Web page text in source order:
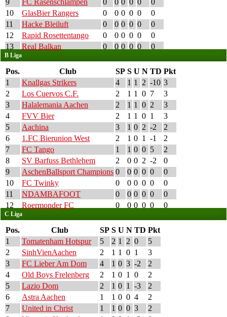
9
FC Rasenschlampen 0 0 0 0 0
0
10
GlasBier Rangers 0 0 0 0 0
0
11
Hacke Bleiluft 0 0 0 0 0
0
12
Rapid Rosettentango 0 0 0 0 0
0
13
Real Balkan 0 0 0 0 0 0
B Liga
Pos. Club SP S U N TD Pkt
1
Knallgas Strikers 4 1 1 2 -10 3
2
Los Cuervos C.F. 2 1 1 0 7
3
3
Halalemania Aachen 2 1 1 0 2
3
4
FVV Bier 2 1 1 0 1
3
5
Aachina 3 1 0 2 -2
2
6
1.FC Bierunion West 2 1 0 1 -1
2
7
FC Tango 1 1 0 0 5
2
8
SV Barfuss Bethlehem 2 0 0 2 -2
0
9
AschenBallsport Champions 0 0 0 0 0
0
10
FC Twinky 0 0 0 0 0
0
11
NDAMBAFOOT 0 0 0 0 0
0
12
Roermonder FC 0 0 0 0 0 0
C Liga
Pos. Club SP S U N TD Pkt
1
Tomatenham Hotspur 5 2 1 2 0
5
2
SinhVienAachen 2 1 1 0 1
3
3
FC Lieber Am Dom 4 1 0 3 -2
2
4
Old Boys Frelenberg 2 1 0 1 0
2
5
Lazio Dom 2 1 0 1 -3
2
6
Astra Aachen 1 1 0 0 4
2
7
United in Christ 1 1 0 0 3
2